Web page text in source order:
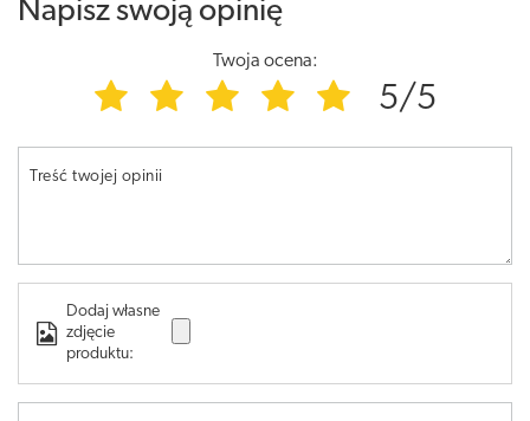
Napisz swoją opinię
Twoja ocena:
5/5
Treść twojej opinii
Dodaj własne
zdjęcie
produktu: